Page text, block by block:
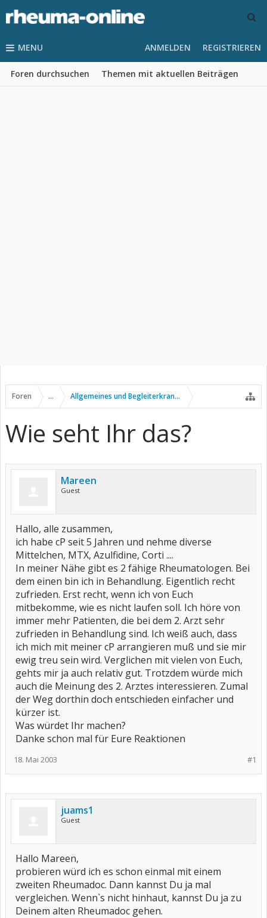
MENU
Foren durchsuchen Themen mit aktuellen Beiträgen
ANMELDEN REGISTRIEREN
Foren ... Allgemeines und Begleiterkrankungen
Wie seht Ihr das?
Mareen
Guest
Hallo, alle zusammen,
ich habe cP seit 5 Jahren und nehme diverse
Mittelchen, MTX, Azulfidine, Corti ....
In meiner Nähe gibt es 2 fähige Rheumatologen. Bei
dem einen bin ich in Behandlung. Eigentlich recht
zufrieden. Erst recht, wenn ich von Euch
mitbekomme, wie es nicht laufen soll. Ich höre von
immer mehr Patienten, die bei dem 2. Arzt sehr
zufrieden in Behandlung sind. Ich weiß auch, dass
ich mich mit meiner cP arrangieren muß und sie mir
ewig treu sein wird. Verglichen mit vielen von Euch,
gehts mir ja auch relativ gut. Trotzdem würde mich
auch die Meinung des 2. Arztes interessieren. Zumal
der Weg dorthin doch entschieden einfacher und
kürzer ist.
Was würdet Ihr machen?
Danke schon mal für Eure Reaktionen
#1
18. Mai 2003
juams1
Guest
Hallo Mareen,
probieren würd ich es schon einmal mit einem
zweiten Rheumadoc. Dann kannst Du ja mal
vergleichen. Wenn`s nicht hinhaut, kannst Du ja zu
Deinem alten Rheumadoc gehen.